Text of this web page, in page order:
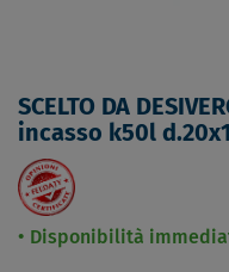
SCELTO DA
incasso k50l
Disponibilità